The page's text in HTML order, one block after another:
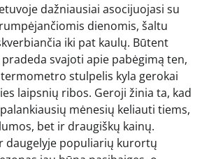
dažniausiai asocijuojasi su
dienomis, šaltu
iki pat kaulų. Būtent
svajoti apie pabėgimą ten,
stulpelis kyla gerokai
laipsnių ribos. Geroji žinia ta, kad
mėnesių keliauti tiems,
bet ir draugiškų kainų.
daugelyje populiarių kurortų